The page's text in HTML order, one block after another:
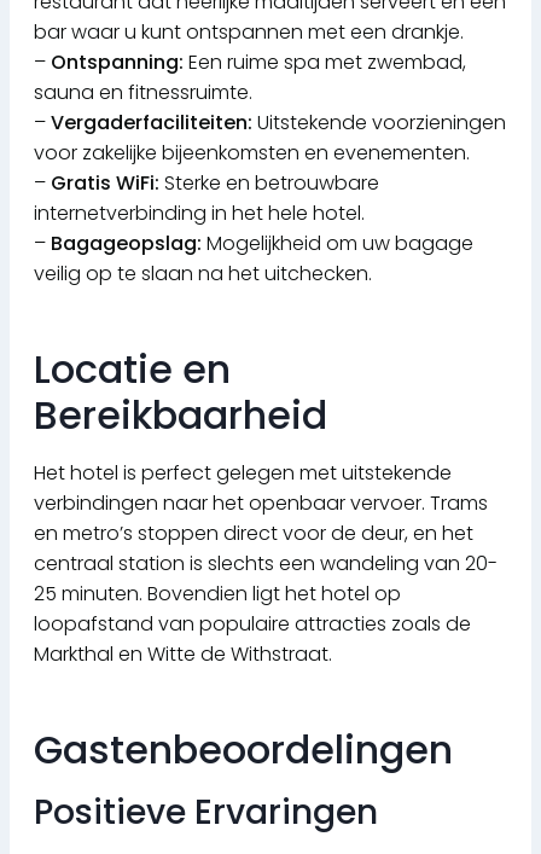
bar waar u kunt ontspannen met een drankje.
– Ontspanning: Een ruime spa met zwembad,
sauna en fitnessruimte.
–Vergaderfaciliteiten: Uitstekende voorzieningen
voor zakelijke bijeenkomsten en evenementen.
– Gratis WiFi: Sterke en betrouwbare
internetverbinding in het hele hotel.
– Bagageopslag: Mogelijkheid om uw bagage
veilig op te slaan na het uitchecken.
Locatie en
Bereikbaarheid
Het hotel is perfect gelegen met uitstekende
verbindingen naar het openbaar vervoer. Trams
en metro’s stoppen direct voor de deur, en het
centraal station is slechts een wandeling van 20-
25 minuten. Bovendien ligt het hotel op
loopafstand van populaire attracties zoals de
Markthal en Witte de Withstraat.
Gastenbeoordelingen
Positieve Ervaringen